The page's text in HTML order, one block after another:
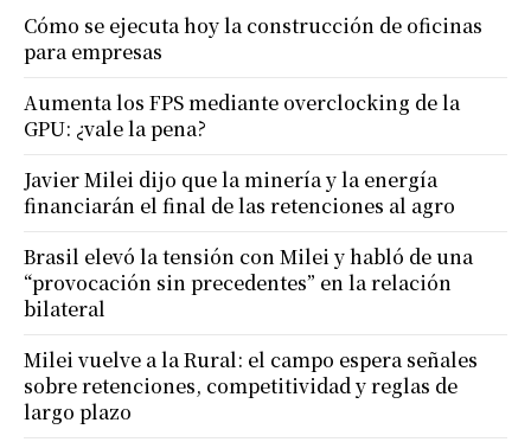
Cómo se ejecuta hoy la construcción de oficinas
para empresas
Aumenta los FPS mediante overclocking de la
GPU: ¿vale la pena?
Javier Milei dijo que la minería y la energía
financiarán el final de las retenciones al agro
Brasil elevó la tensión con Milei y habló de una
“provocación sin precedentes” en la relación
bilateral
Milei vuelve a la Rural: el campo espera señales
sobre retenciones, competitividad y reglas de
largo plazo